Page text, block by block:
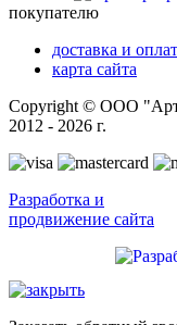
покупателю
доставка и
карта сайта
Copyright © ООО "Арт
2012 - 2026 г.
Разработка и
продвижение сайта